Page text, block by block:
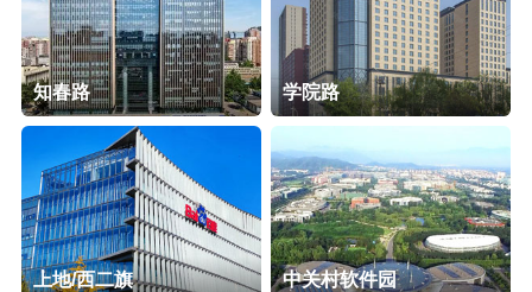
知春路 学院路
上地/西二旗 中关村软件园